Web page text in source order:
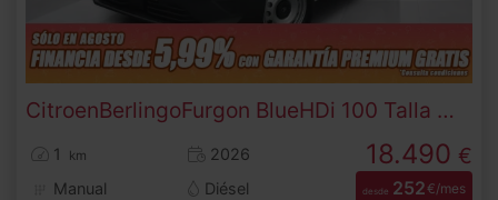
CitroenBerlingo Furgon BlueHDi 100 Talla M 75 kW (100 CV)
1 km
2026
Manual
Diésel
18.490 €
desde 252€/mes